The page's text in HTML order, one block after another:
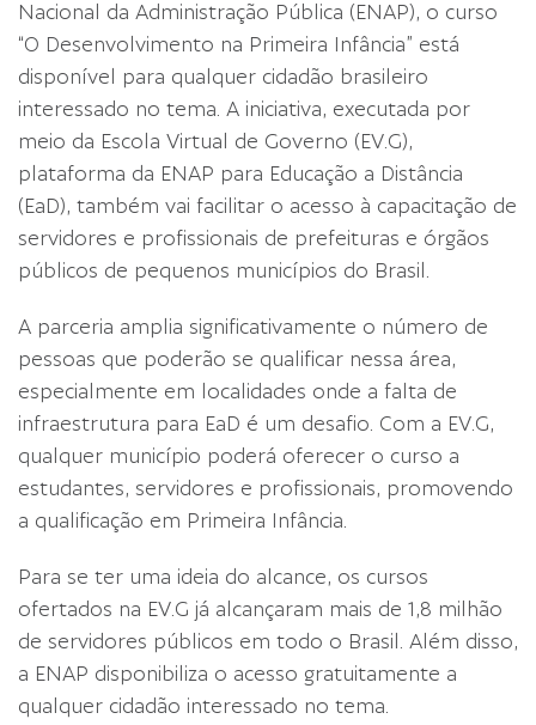
Nacional da Administração Pública (ENAP), o curso
“O Desenvolvimento na Primeira Infância” está
disponível para qualquer cidadão brasileiro
interessado no tema. A iniciativa, executada por
meio da Escola Virtual de Governo (EV.G),
plataforma da ENAP para Educação a Distância
(EaD), também vai facilitar o acesso à capacitação de
servidores e profissionais de prefeituras e órgãos
públicos de pequenos municípios do Brasil.
A parceria amplia significativamente o número de
pessoas que poderão se qualificar nessa área,
especialmente em localidades onde a falta de
infraestrutura para EaD é um desafio. Com a EV.G,
qualquer município poderá oferecer o curso a
estudantes, servidores e profissionais, promovendo
a qualificação em Primeira Infância.
Para se ter uma ideia do alcance, os cursos
ofertados na EV.G já alcançaram mais de 1,8 milhão
de servidores públicos em todo o Brasil. Além disso,
a ENAP disponibiliza o acesso gratuitamente a
qualquer cidadão interessado no tema.